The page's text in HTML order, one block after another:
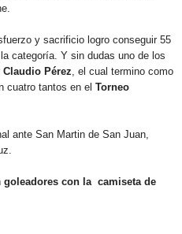
y sacrificio logro conseguir 55
categoría. Y sin dudas uno de los
Claudio Pérez, el cual termino como
cuatro tantos en el Torneo
ante San Martin de San Juan,
goleadores con la camiseta de